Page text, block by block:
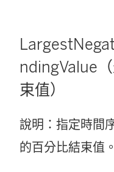
ndingValue
束值）
說明：指定時間
的百分比結束值。